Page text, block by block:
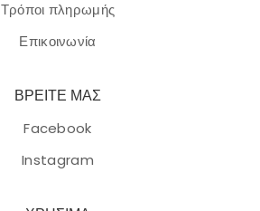
Τρόποι πληρωμής
Επικοινωνία
ΒΡΕΙΤΕ ΜΑΣ
Facebook
Instagram